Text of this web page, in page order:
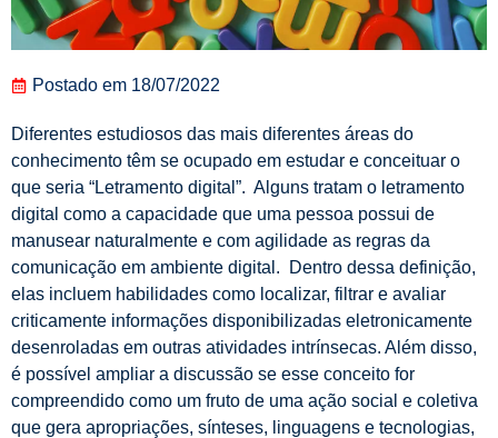
Postado em 18/07/2022
Diferentes estudiosos das mais diferentes áreas do
conhecimento têm se ocupado em estudar e conceituar o
que seria “Letramento digital”. Alguns tratam o letramento
digital como a capacidade que uma pessoa possui de
manusear naturalmente e com agilidade as regras da
comunicação em ambiente digital. Dentro dessa definição,
elas incluem habilidades como localizar, filtrar e avaliar
criticamente informações disponibilizadas eletronicamente
desenroladas em outras atividades intrínsecas. Além disso,
é possível ampliar a discussão se esse conceito for
compreendido como um fruto de uma ação social e coletiva
que gera apropriações, sínteses, linguagens e tecnologias,